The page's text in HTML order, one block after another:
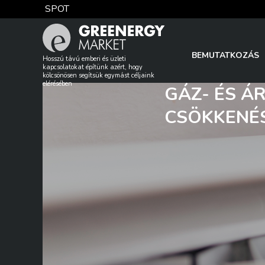
to
SPOT
TTF DA
EUR árfolyam
Hosszú távú emberi és üzleti
kapcsolatokat építünk azért, hogy
kölcsönösen segítsük egymást céljaink
elérésében
BEMUTATKOZÁS
GÁZ- ÉS